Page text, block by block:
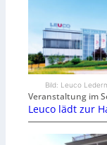
Bild: Leuco
Veranstaltung im
Leuco lädt zur